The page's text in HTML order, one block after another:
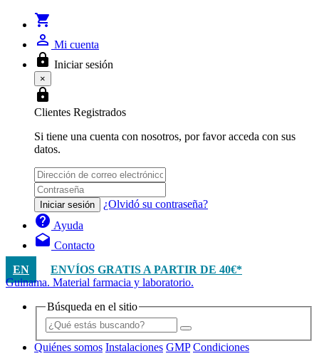
shopping_cart
person_outline Mi cuenta
lock Iniciar sesión
×
lock
Clientes Registrados
Si tiene una cuenta con nosotros, por favor acceda con sus
datos.
Iniciar sesión ¿Olvidó su contraseña?
help Ayuda
drafts Contacto
EN
ENVÍOS GRATIS A PARTIR DE 40€*
Guinama. Material farmacia y laboratorio.
Búsqueda en el sitio
Quiénes somos Instalaciones GMP Condiciones